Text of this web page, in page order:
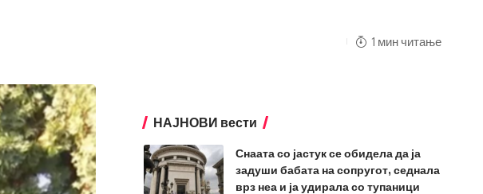
1 мин читање
НАЈНОВИ вести
Снаата со јастук се обидела да ја
задуши бабата на сопругот, седнала
врз неа и ја удирала со тупаници